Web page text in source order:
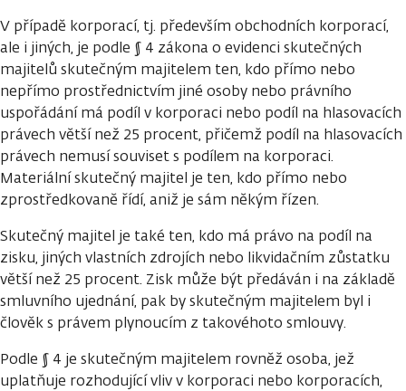
V případě korporací, tj. především obchodních korporací,
ale i jiných, je podle § 4 zákona o evidenci skutečných
majitelů skutečným majitelem ten, kdo přímo nebo
nepřímo prostřednictvím jiné osoby nebo právního
uspořádání má podíl v korporaci nebo podíl na hlasovacích
právech větší než 25 procent, přičemž podíl na hlasovacích
právech nemusí souviset s podílem na korporaci.
Materiální skutečný majitel je ten, kdo přímo nebo
zprostředkovaně řídí, aniž je sám někým řízen.
Skutečný majitel je také ten, kdo má právo na podíl na
zisku, jiných vlastních zdrojích nebo likvidačním zůstatku
větší než 25 procent. Zisk může být předáván i na základě
smluvního ujednání, pak by skutečným majitelem byl i
člověk s právem plynoucím z takovéhoto smlouvy.
Podle § 4 je skutečným majitelem rovněž osoba, jež
uplatňuje rozhodující vliv v korporaci nebo korporacích,